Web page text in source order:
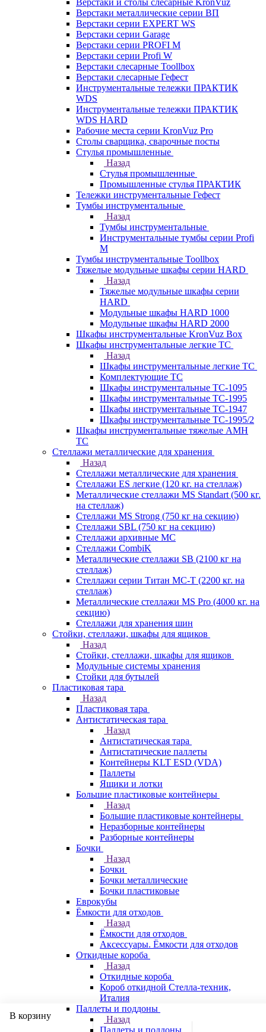
Верстаки и столы слесарные KronVuz
Верстаки металлические серии ВП
Верстаки серии EXPERT WS
Верстаки серии Garage
Верстаки серии PROFI M
Верстаки серии Profi W
Верстаки слесарные Toollbox
Верстаки слесарные Гефест
Инструментальные тележки ПРАКТИК
WDS
Инструментальные тележки ПРАКТИК
WDS HARD
Рабочие места серии KronVuz Pro
Столы сварщика, сварочные посты
Стулья промышленные
Назад
Стулья промышленные
Промышленные стулья ПРАКТИК
Тележки инструментальные Гефест
Тумбы инструментальные
Назад
Тумбы инструментальные
Инструментальные тумбы серии Profi
M
Тумбы инструментальные Toollbox
Тяжелые модульные шкафы серии HARD
Назад
Тяжелые модульные шкафы серии
HARD
Модульные шкафы HARD 1000
Модульные шкафы HARD 2000
Шкафы инструментальные KronVuz Box
Шкафы инструментальные легкие ТС
Назад
Шкафы инструментальные легкие ТС
Комплектующие ТС
Шкафы инструментальные TC-1095
Шкафы инструментальные TC-1995
Шкафы инструментальные ТС-1947
Шкафы инструментальные ТС-1995/2
Шкафы инструментальные тяжелые AMH
TC
Стеллажи металлические для хранения
Назад
Стеллажи металлические для хранения
Стеллажи ES легкие (120 кг. на стеллаж)
Металлические стеллажи MS Standart (500 кг.
на стеллаж)
Стеллажи MS Strong (750 кг на секцию)
Стеллажи SBL (750 кг на секцию)
Стеллажи архивные МС
Стеллажи CombiK
Металлические стеллажи SB (2100 кг на
стеллаж)
Стеллажи серии Титан МС-Т (2200 кг. на
стеллаж)
Металлические стеллажи MS Pro (4000 кг. на
секцию)
Стеллажи для хранения шин
Стойки, стеллажи, шкафы для ящиков
Назад
Стойки, стеллажи, шкафы для ящиков
Модульные системы хранения
Стойки для бутылей
Пластиковая тара
Назад
Пластиковая тара
Антистатическая тара
Назад
Антистатическая тара
Антистатические паллеты
Контейнеры KLT ESD (VDA)
Паллеты
Ящики и лотки
Большие пластиковые контейнеры
Назад
Большие пластиковые контейнеры
Неразборные контейнеры
Разборные контейнеры
Бочки
Назад
Бочки
Бочки металлические
Бочки пластиковые
Еврокубы
Ёмкости для отходов
Назад
Ёмкости для отходов
Аксессуары. Ёмкости для отходов
Откидные короба
Назад
Откидные короба
Короб откидной Стелла-техник,
Италия
Паллеты и поддоны
Назад
Паллеты и поддоны
В корзину